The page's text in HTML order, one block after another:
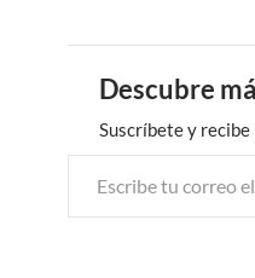
Descubre
Suscríbete y
Escribe tu correo electrónico…